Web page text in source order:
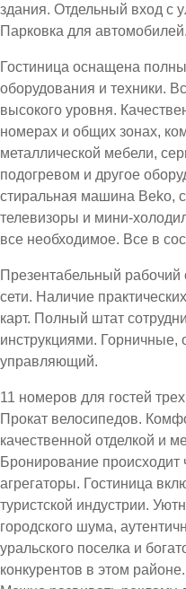
здания. Отдельный вход с
Парковка для автомобилей.
Гостиница оснащена
оборудования и техники.
высокого уровня.
номерах и общих зонах,
металлической мебели,
подогревом и другое
стиральная машина Beko,
телевизоры и мини-
все необходимое. Все в
Презентабельный рабочий
сети. Наличие
карт. Полный штат
инструкциями. Горничные,
управляющий.
11 номеров для гостей
Прокат велосипедов.
качественной отделкой и
Бронирование происходит
агрегаторы. Гостиница
туристской индустрии.
городского шума,
уральского поселка и
конкурентов в этом